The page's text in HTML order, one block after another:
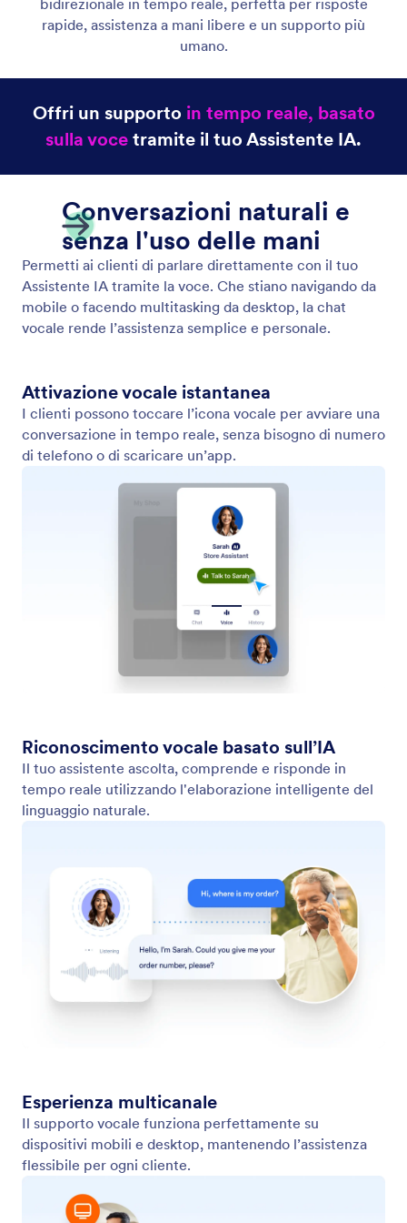
Assistente Chatbot
Fornisci supporto clienti immediato sul tuo negozio
Shopify con il chatbot IA e la chat dal vivo di
Jotform.
Addestra il tuo Assistente
Ottimizza il tuo assistente con una serie di metodi di
addestramento come siti web, documenti,
informazioni di riferimento e domande frequenti.
Live Chat
Connettiti con i clienti in tempo reale utilizzando la